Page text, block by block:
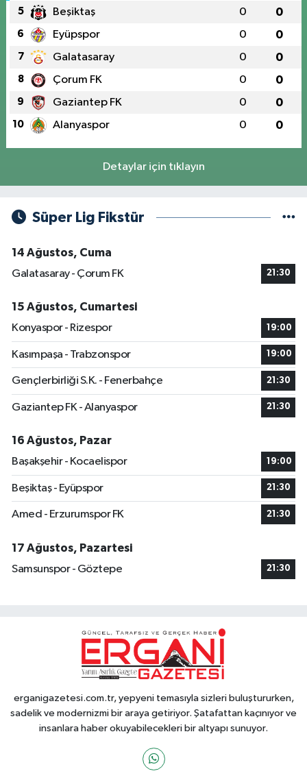
5 Beşiktaş 0 0
6 Eyüpspor 0 0
7 Galatasaray 0 0
8 Çorum FK 0 0
9 Gaziantep FK 0 0
10 Alanyaspor 0 0
Detaylar için tıklayın
Süper Lig Fikstür
14 Ağustos, Cuma
Galatasaray - Çorum FK
21:30
15 Ağustos, Cumartesi
Konyaspor - Rizespor
19:00
Kasımpaşa - Trabzonspor 19:00
Gençlerbirliği S.K. - Fenerbahçe 21:30
Gaziantep FK - Alanyaspor 21:30
16 Ağustos, Pazar
Başakşehir - Kocaelispor
19:00
Beşiktaş - Eyüpspor 21:30
Amed - Erzurumspor FK 21:30
17 Ağustos, Pazartesi
Samsunspor - Göztepe
21:30
erganigazetesi.com.tr, yepyeni temasıyla sizleri buluştururken,
sadelik ve modernizmi bir araya getiriyor. Şatafattan kaçınıyor ve
insanlara haber okuyabilecekleri bir altyapı sunuyor.